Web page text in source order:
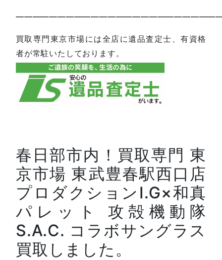
買取専門東京市場には全店に遺品査定士、有資格
者が常駐いたしております。
春日部市内！買取専門 東
京市場 東武豊春駅西口店
プロダクションI.G×和真
パレット 攻殻機動隊
S.A.C. コラボサングラス
買取しました。